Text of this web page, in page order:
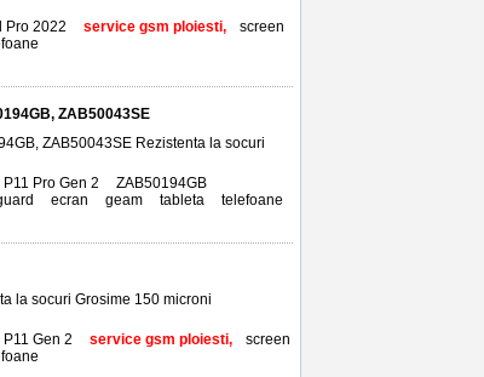
Pro 2022 service gsm ploiesti,
screen
ZAB50043SE
ZAB50043SE Rezistenta la socuri
Pro Gen 2 ZAB50194GB
ecran geam tableta telefoane
la socuri Grosime 150 microni
Gen 2 service gsm ploiesti,
screen